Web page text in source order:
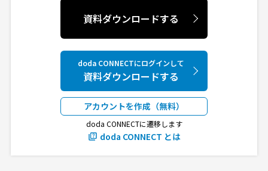
資料ダウンロードする
doda CONNECTにログインして
資料ダウンロードする
アカウントを作成（無料）
doda CONNECTに遷移します
doda CONNECT とは